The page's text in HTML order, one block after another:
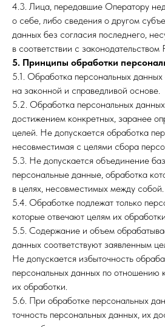
4.3. Лица, передавшие Оператору
о себе, либо сведения о другом
данных без согласия последнего,
в соответствии с
5. Принципы обработки
5.1. Обработка персональных данных
на законной и справедливой основе.
5.2. Обработка персональных
достижением конкретных, заранее
целей. Не допускается обработка
несовместимая с целями сбора
5.3. Не допускается объединение
персональные данные, обработка
в целях, несовместимых между собой.
5.4. Обработке подлежат только
которые отвечают целям их
5.5. Содержание и объем
данных соответствуют заявленным
Не допускается избыточность
персональных данных по отношению
их обработки.
5.6. При обработке персональных
точность персональных данных, их